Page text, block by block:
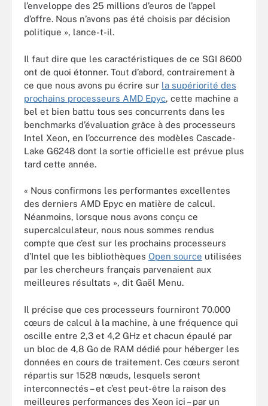
l’enveloppe des 25 millions d’euros de l’appel
d’offre. Nous n’avons pas été choisis par décision
politique », lance-t-il.
Il faut dire que les caractéristiques de ce SGI 8600
ont de quoi étonner. Tout d’abord, contrairement à
ce que nous avons pu écrire sur la supériorité des
prochains processeurs AMD Epyc, cette machine a
bel et bien battu tous ses concurrents dans les
benchmarks d’évaluation grâce à des processeurs
Intel Xeon, en l’occurrence des modèles Cascade-
Lake G6248 dont la sortie officielle est prévue plus
tard cette année.
« Nous confirmons les performantes excellentes
des derniers AMD Epyc en matière de calcul.
Néanmoins, lorsque nous avons conçu ce
supercalculateur, nous nous sommes rendus
compte que c’est sur les prochains processeurs
d’Intel que les bibliothèques Open source utilisées
par les chercheurs français parvenaient aux
meilleures résultats », dit Gaël Menu.
Il précise que ces processeurs fourniront 70.000
cœurs de calcul à la machine, à une fréquence qui
oscille entre 2,3 et 4,2 GHz et chacun épaulé par
un bloc de 4,8 Go de RAM dédié pour héberger les
données en cours de traitement. Ces cœurs seront
répartis sur 1528 nœuds, lesquels seront
interconnectés – et c’est peut-être la raison des
meilleures performances des Xeon ici – par un